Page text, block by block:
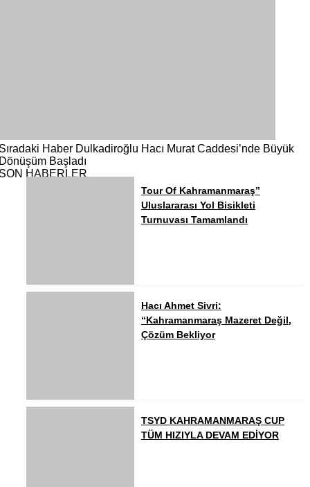
Haber Dulkadiroğlu Hacı Murat Caddesi’nde Büyük
Başladı
HABERLER
Tour Of Kahramanmaraş”
Uluslararası Yol Bisikleti
Turnuvası Tamamlandı
Hacı Ahmet Sivri:
“Kahramanmaraş Mazeret Değil,
Çözüm Bekliyor
TSYD KAHRAMANMARAŞ CUP
TÜM HIZIYLA DEVAM EDİYOR